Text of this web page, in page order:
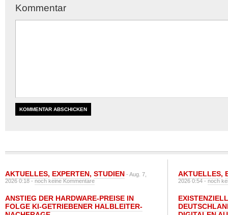
Kommentar
AKTUELLES, EXPERTEN, STUDIEN - Aug. 7,
2026 0:18 -noch keine Kommentare
ANSTIEG DER HARDWARE-PREISE IN
FOLGE KI-GETRIEBENER HALBLEITER-
AKTUELLES,
2026 0:54 -noch